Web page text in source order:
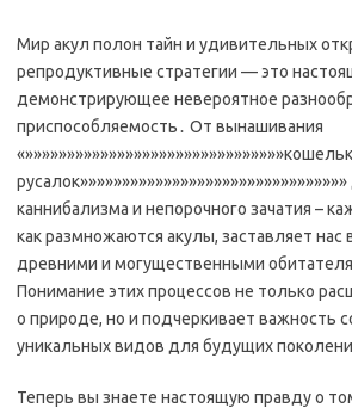
Мир акул полон тайн и удивительных
репродуктивные стратегии — это
демонстрирующее невероятное
приспособляемость․ От вынашивания
каннибализма и непорочного зачатия –
как размножаются акулы, заставляет нас
древними и могущественными
Понимание этих процессов не только
о природе, но и подчеркивает важность
уникальных видов для будущих
Теперь вы знаете настоящую правду о